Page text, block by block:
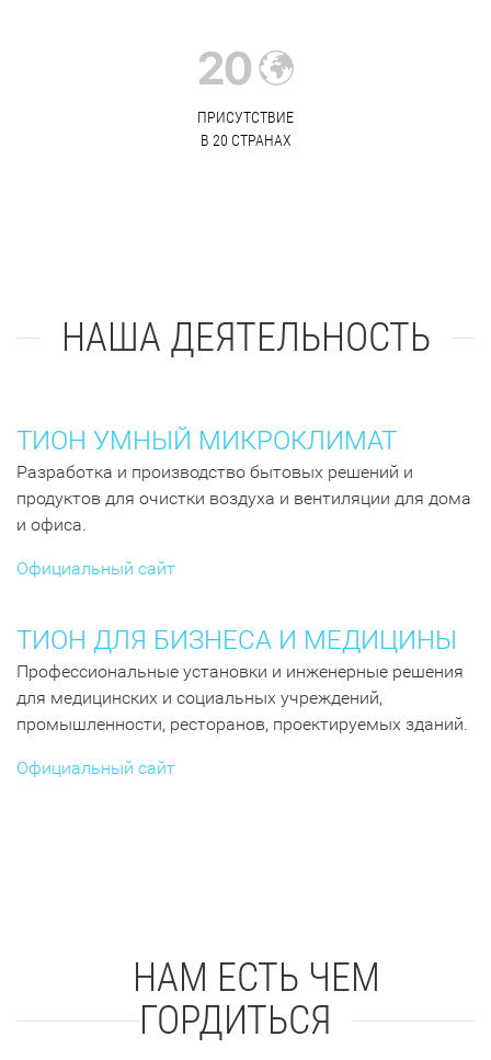
ПРИСУТСТВИЕ
В 20 СТРАНАХ
НАША ДЕЯТЕЛЬНОСТЬ
ТИОН УМНЫЙ МИКРОКЛИМАТ
Разработка и производство бытовых решений и
продуктов для очистки воздуха и вентиляции для дома
и офиса.
Официальный сайт
ТИОН ДЛЯ БИЗНЕСА И МЕДИЦИНЫ
Профессиональные установки и инженерные решения
для медицинских и социальных учреждений,
промышленности, ресторанов, проектируемых зданий.
Официальный сайт
НАМ ЕСТЬ ЧЕМ
ГОРДИТЬСЯ